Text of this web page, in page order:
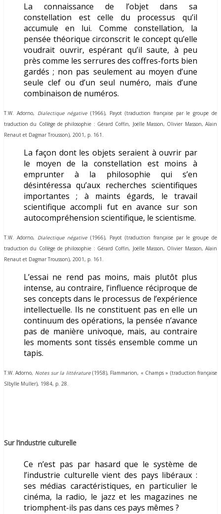
La connaissance de l’objet dans sa
constellation est celle du processus qu’il
accumule en lui. Comme constellation, la
pensée théorique circonscrit le concept qu’elle
voudrait ouvrir, espérant qu’il saute, à peu
près comme les serrures des coffres-forts bien
gardés ; non pas seulement au moyen d’une
seule clef ou d’un seul numéro, mais d’une
combinaison de numéros.
T.W. Adorno, Dialectique négative(1966), Payot (traduction française par le groupe de
traduction du Collège de philosophie : Gérard Coffin, Joëlle Masson, Olivier Masson, Alain
Renaut et Dagmar Trousson), 2001, p. 161.
La façon dont les objets seraient à ouvrir par
le moyen de la constellation est moins à
emprunter à la philosophie qui s’en
désintéressa qu’aux recherches scientifiques
importantes ; à maints égards, le travail
scientifique accompli fut en avance sur son
autocompréhension scientifique, le scientisme.
T.W. Adorno, Dialectique négative(1966), Payot (traduction française par le groupe de
traduction du Collège de philosophie : Gérard Coffin, Joëlle Masson, Olivier Masson, Alain
Renaut et Dagmar Trousson), 2001, p. 161.
L’essai ne rend pas moins, mais plutôt plus
intense, au contraire, l’influence réciproque de
ses concepts dans le processus de l’expérience
intellectuelle. Ils ne constituent pas en elle un
continuum des opérations, la pensée n’avance
pas de manière univoque, mais, au contraire
les moments sont tissés ensemble comme un
tapis.
T.W. Adorno, Notes sur la littérature(1958), Flammarion, « Champs » (traduction française
SIbylle Muller), 1984, p. 28.
Sur l’industrie culturelle
Ce n’est pas par hasard que le système de
l’industrie culturelle vient des pays libéraux :
ses médias caractéristiques, en particulier le
cinéma, la radio, le jazz et les magazines ne
triomphent-ils pas dans ces pays mêmes ?